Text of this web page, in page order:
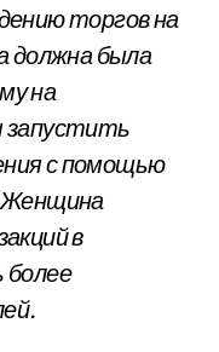
торгов на
должна была
на
запустить
с помощью
Женщина
в
более